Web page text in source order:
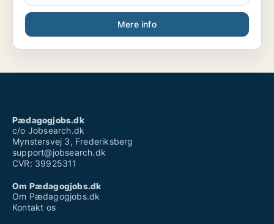
Mere info
Pædagogjobs.dk
c/o Jobsearch.dk
Mynstersvej 3, Frederiksberg
support@jobsearch.dk
CVR: 39925311
Om Pædagogjobs.dk
Om Pædagogjobs.dk
Kontakt os